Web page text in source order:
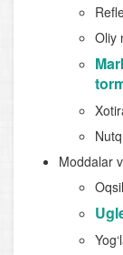
Oliy
Nutq
Moddalar